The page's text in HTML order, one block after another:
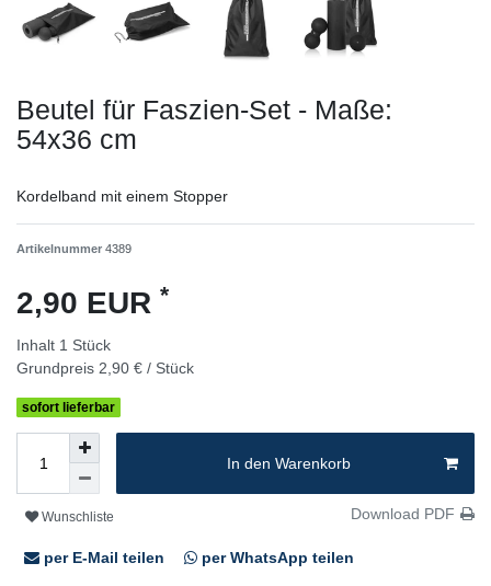
Beutel für Faszien-Set - Maße:
54x36 cm
Kordelband mit einem Stopper
Artikelnummer 4389
2,90 EUR *
Inhalt 1 Stück
Grundpreis 2,90 € / Stück
sofort lieferbar
In den Warenkorb
Wunschliste Download PDF
per E-Mail teilen per WhatsApp teilen